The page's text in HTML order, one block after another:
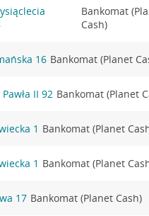
Bankomat
Cash)
16 Bankomat (Planet
II 92 Bankomat (Planet
1 Bankomat (Planet
1 Bankomat (Planet
17 Bankomat (Planet Cash)